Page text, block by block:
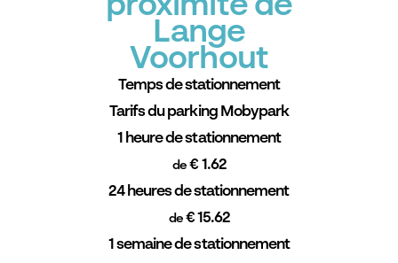
proximité de
Lange
Voorhout
Temps de stationnement
Tarifs du parking Mobypark
1 heure de stationnement
de € 1.62
24 heures de stationnement
de€ 15.62
1 semaine de stationnement